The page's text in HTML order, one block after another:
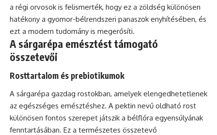
a régi orvosok is felismerték, hogy ez a zöldség különösen
hatékony a gyomor-bélrendszeri panaszok enyhítésében, és
ezt a modern tudomány is megerősíti.
A sárgarépa emésztést támogató
összetevői
Rosttartalom és prebiotikumok
A sárgarépa gazdag rostokban, amelyek elengedhetetlenek
az egészséges emésztéshez. A pektin nevű oldható rost
különösen fontos szerepet játszik a bélflóra egyensúlyának
fenntartásában. Ez a természetes összetevő